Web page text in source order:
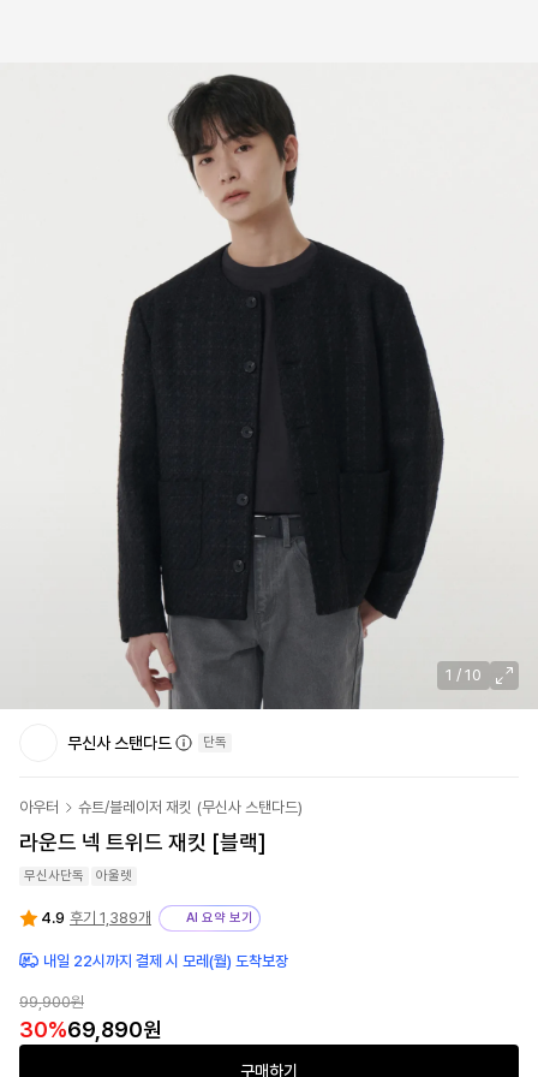
1 / 10
무신사 스탠다드 단독
아우터 슈트/블레이저 재킷 (무신사 스탠다드)
라운드 넥 트위드 재킷 [블랙]
무신사단독 아울렛
4.9 후기 1,389개 AI 요약 보기
내일 22시까지 결제 시 모레(월) 도착보장
99,900원
30%69,890원
구매하기